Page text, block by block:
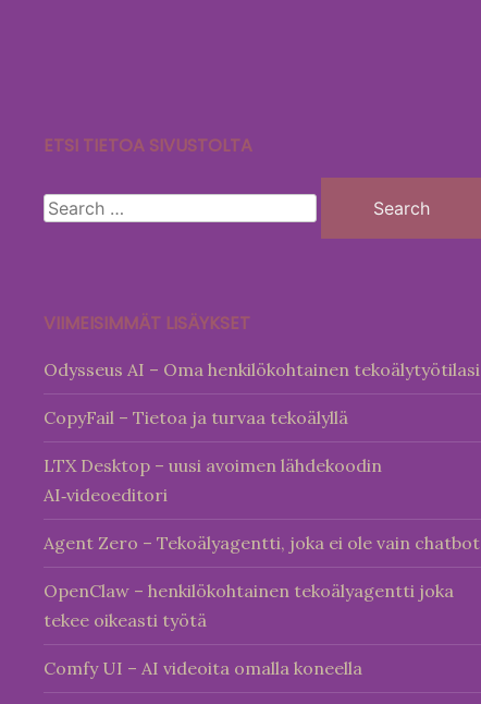
ETSI TIETOA SIVUSTOLTA
Search
for:
VIIMEISIMMÄT LISÄYKSET
Odysseus AI – Oma henkilökohtainen tekoälytyötilasi
CopyFail – Tietoa ja turvaa tekoälyllä
LTX Desktop – uusi avoimen lähdekoodin
AI‑videoeditori
Agent Zero – Tekoälyagentti, joka ei ole vain chatbot
OpenClaw – henkilökohtainen tekoälyagentti joka
tekee oikeasti työtä
Comfy UI – AI videoita omalla koneella